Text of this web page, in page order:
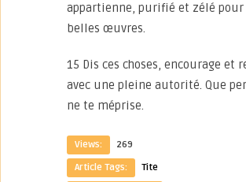
appartienne, purifié et zélé pour
belles œuvres.
15 Dis ces choses, encourage et
avec une pleine autorité. Que
ne te méprise.
Views:
269
Article Tags:
Tite